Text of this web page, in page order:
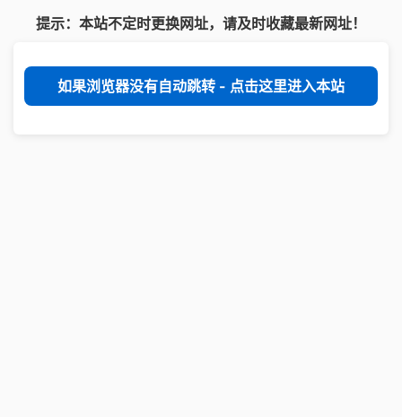
提示：本站不定时更换网址，请及时收藏最新网址！
如果浏览器没有自动跳转 - 点击这里进入本站